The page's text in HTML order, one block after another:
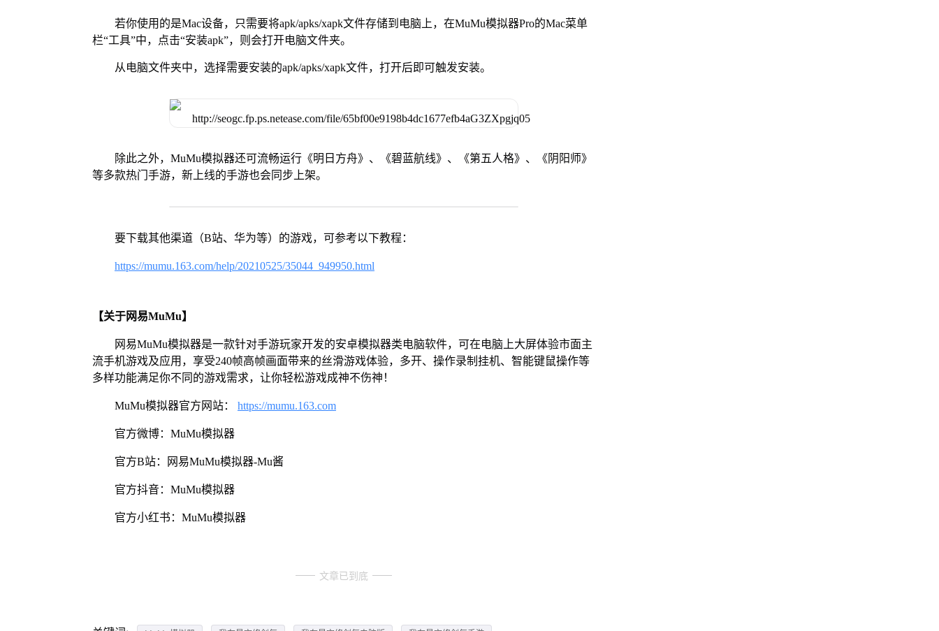
若你使用的是Mac设备，只需要将apk/apks/xapk文件存储到电脑上，在MuMu模拟器Pro的Mac菜单
栏“工具”中，点击“安装apk”，则会打开电脑文件夹。
从电脑文件夹中，选择需要安装的apk/apks/xapk文件，打开后即可触发安装。
除此之外，MuMu模拟器还可流畅运行《明日方舟》、《碧蓝航线》、《第五人格》、《阴阳师》
等多款热门手游，新上线的手游也会同步上架。
要下载其他渠道（B站、华为等）的游戏，可参考以下教程：
https://mumu.163.com/help/20210525/35044_949950.html
【关于网易MuMu】
网易MuMu模拟器是一款针对手游玩家开发的安卓模拟器类电脑软件，可在电脑上大屏体验市面主
流手机游戏及应用，享受240帧高帧画面带来的丝滑游戏体验，多开、操作录制挂机、智能键鼠操作等
多样功能满足你不同的游戏需求，让你轻松游戏成神不伤神！
MuMu模拟器官方网站： https://mumu.163.com
官方微博：MuMu模拟器
官方B站：网易MuMu模拟器-Mu酱
官方抖音：MuMu模拟器
官方小红书：MuMu模拟器
文章已到底